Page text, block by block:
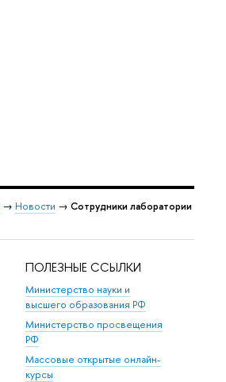
→ Новости → Сотрудники лаборатории
ПОЛЕЗНЫЕ ССЫЛКИ
Министерство науки и
высшего образования РФ
Министерство просвещения
РФ
Массовые открытые онлайн-
курсы